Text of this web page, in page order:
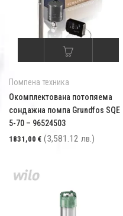
Помпена техника
Окомплектована потопяема
сондажна помпа Grundfos SQE
5-70 – 96524503
1831,00 € (3,581.12 лв.)